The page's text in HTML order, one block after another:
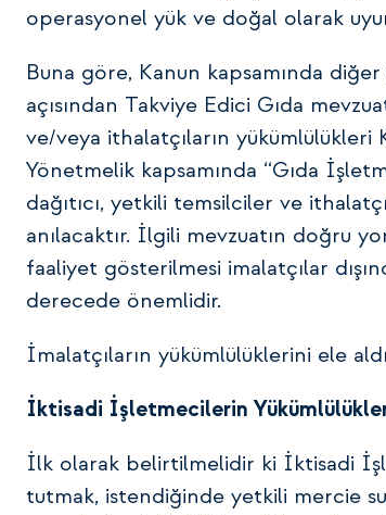
operasyonel yük ve doğal olarak
Buna göre, Kanun kapsamında
açısından Takviye Edici Gıda
ve/veya ithalatçıların yükümlülükleri
Yönetmelik kapsamında “Gıda
dağıtıcı, yetkili temsilciler ve
anılacaktır. İlgili mevzuatın doğru
faaliyet gösterilmesi imalatçılar
derecede önemlidir.
İmalatçıların yükümlülüklerini ele
İktisadi İşletmecilerin
İlk olarak belirtilmelidir ki İktisadi
tutmak, istendiğinde yetkili mercie